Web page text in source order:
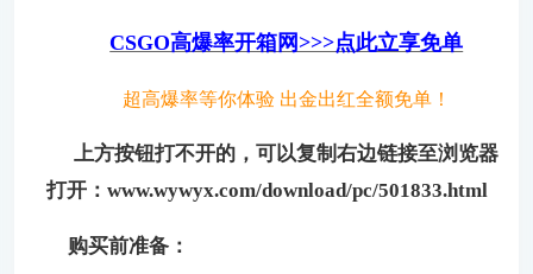
CSGO高爆率开箱网>>>点此立享免单
超高爆率等你体验 出金出红全额免单！
上方按钮打不开的，可以复制右边链接至浏览器
打开：www.wywyx.com/download/pc/501833.html
购买前准备：